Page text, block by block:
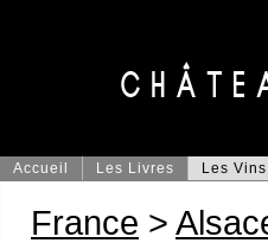
Accueil Les Livres Les Vins
France >